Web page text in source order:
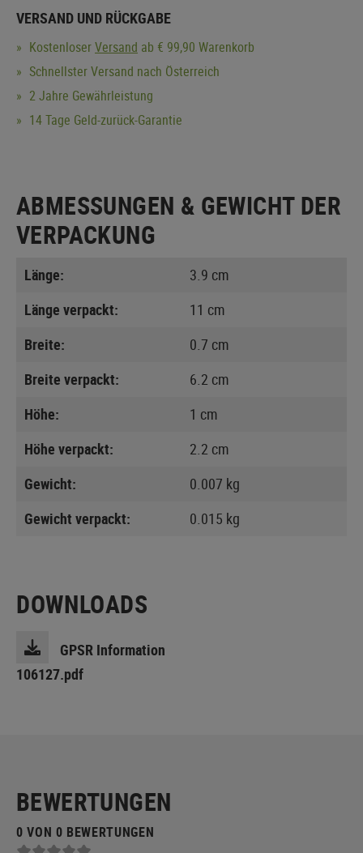
VERSAND UND RÜCKGABE
KostenloserVersand ab € 99,90 Warenkorb
Schnellster Versand nach Österreich
2 Jahre Gewährleistung
14 Tage Geld-zurück-Garantie
ABMESSUNGEN & GEWICHT DER
VERPACKUNG
Länge:
3.9 cm
Länge verpackt:
11 cm
Breite:
0.7 cm
Breite verpackt:
6.2 cm
Höhe:
1 cm
Höhe verpackt:
2.2 cm
Gewicht:
0.007 kg
Gewicht verpackt:
0.015 kg
DOWNLOADS
GPSR Information
106127.pdf
BEWERTUNGEN
0 VON 0 BEWERTUNGEN